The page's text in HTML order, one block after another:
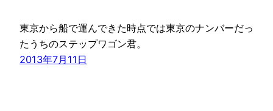
東京から船で運んできた時点では東京のナンバーだっ
たうちのステップワゴン君。
2013年7月11日